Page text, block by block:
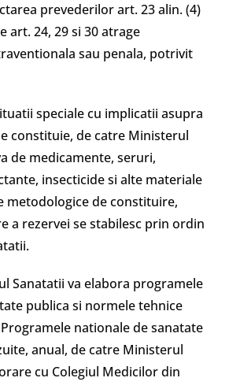
prevederilor art. 23 alin. (4)
art. 24, 29 si 30 atrage
sau penala, potrivit
speciale cu implicatii asupra
constituie, de catre Ministerul
de medicamente, seruri,
insecticide si alte materiale
metodologice de constituire,
a rezervei se stabilesc prin ordin
Sanatatii va elabora programele
publica si normele tehnice
nationale de sanatate
anual, de catre Ministerul
cu Colegiul Medicilor din